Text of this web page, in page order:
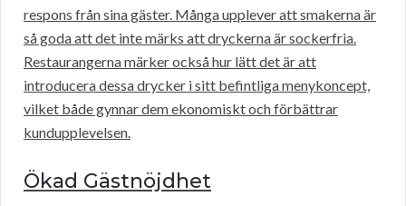
respons från sina gäster. Många upplever att smakerna är
så goda att det inte märks att dryckerna är sockerfria.
Restaurangerna märker också hur lätt det är att
introducera dessa drycker i sitt befintliga menykoncept,
vilket både gynnar dem ekonomiskt och förbättrar
kundupplevelsen.
Ökad Gästnöjdhet